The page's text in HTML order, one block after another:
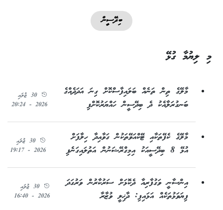
ބިދޭސީން
މި ލިޔުމާ ގުޅޭ
މާލޭގެ ތިން ތަނެއް ބަލައިފާސްކޮށް ގިނަ އަދަދެއްގެ
ބަނގުރަލާއެކު ދެ ބިދޭސީން ހައްޔަރުކޮށްފި
30 ޖުލައި
2026 - 20:24
މާލޭގެ ކެފޭތަކާއި ޓޭކްއަވޭތަކުން ގަވާއިދާ ހިލާފަށް
އުޅޭ 8 ބިދޭސީއަކު އިމިގްރޭޝަނުން އަތުލައިގަނެފި
30 ޖުލައި
2026 - 19:17
އިންސާނީ ވަގުފާރިއާ ދެކޮޅަށް ސަރުކާރުން ވަރުގަދަ
ފިޔަވަޅުތަކެއް އަޅައިފި: ދާޚިލީ ވުޒާރާ
30 ޖުލައި
2026 - 16:40